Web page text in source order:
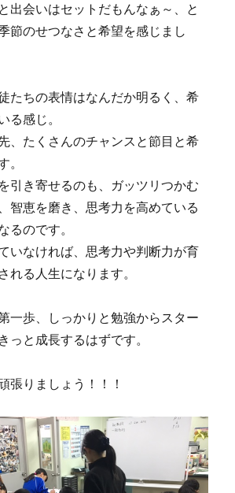
出会いはセットだもんなぁ～、と
節のせつなさと希望を感じまし
たちの表情はなんだか明るく、希
る感じ。
、たくさんのチャンスと節目と希
。
引き寄せるのも、ガッツリつかむ
智恵を磨き、思考力を高めている
るのです。
いなければ、思考力や判断力が育
れる人生になります。
一歩、しっかりと勉強からスター
っと成長するはずです。
張りましょう！！！